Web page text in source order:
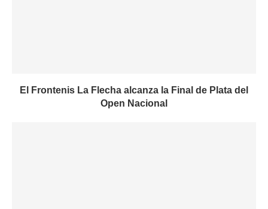
El Frontenis La Flecha alcanza la Final de Plata del
Open Nacional